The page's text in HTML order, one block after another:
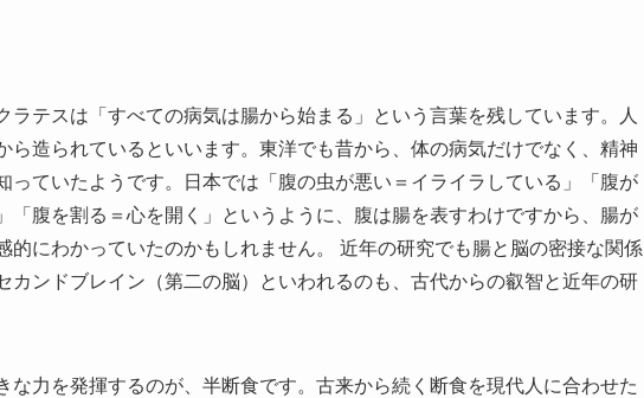
ラテスは「すべての病気は腸から始まる」という言葉を残しています。人
ら造られているといいます。東洋でも昔から、体の病気だけでなく、精神
っていたようです。日本では「腹の虫が悪い＝イライラしている」「腹が
「腹を割る＝心を開く」というように、腹は腸を表すわけですから、腸が
的にわかっていたのかもしれません。 近年の研究でも腸と脳の密接な関係
カンドブレイン（第二の脳）といわれるのも、古代からの叡智と近年の研
な力を発揮するのが、半断食です。古来から続く断食を現代人に合わせた